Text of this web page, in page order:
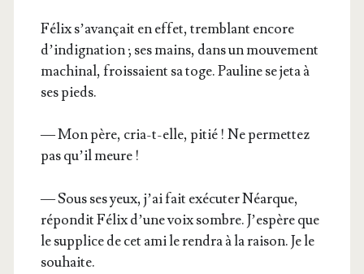
Félix s’a­van­çait en effet, trem­blant encore
d’in­di­gna­tion ; ses mains, dans un mou­ve­ment
machi­nal, frois­saient sa toge. Pau­line se jeta à
ses pieds.
— Mon père, cria-t-elle, pitié ! Ne per­met­tez
pas qu’il meure !
— Sous ses yeux, j’ai fait exé­cu­ter Néarque,
répon­dit Félix d’une voix sombre. J’es­père que
le sup­plice de cet ami le ren­dra à la rai­son. Je le
souhaite.